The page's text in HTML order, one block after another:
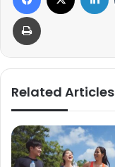
Related Articles